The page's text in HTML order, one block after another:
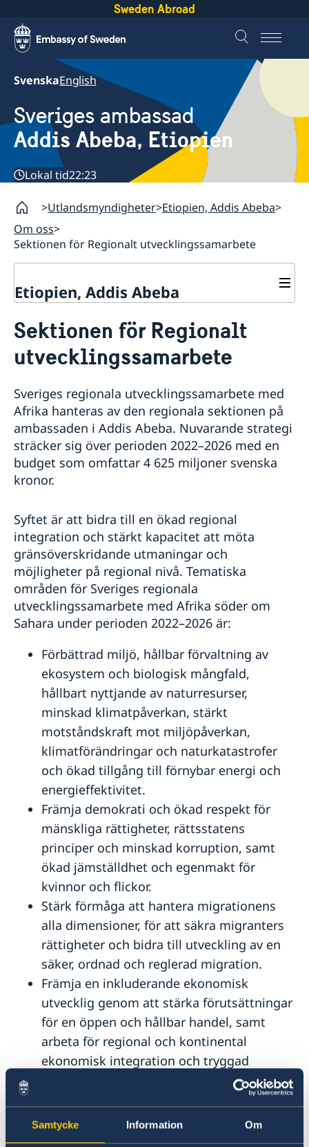
Samtycke Information Om
Sweden Abroad
SvenskaEnglish
Sveriges ambassad
Addis Abeba, Etiopien
Lokal tid22:23
Utlandsmyndigheter Etiopien, Addis Abeba
Om oss
Sektionen för Regionalt utvecklingssamarbete
Etiopien, Addis Abeba
Om oss
Ambassadens personal
Sektionen för Administrativa och konsulära frågor
Etiopien
Sektionen för Migration
Sektionen för politik, multilaterala frågor, främjande
och offentlig diplomati
Sektionen för Regionalt utvecklingssamarbete
Praktiktjänstgöring på ambassaden
Så stöttar vi svenska företag
Vi är en resurs för svenska företag
Team Sweden
Så kan du få stöd
Svenska företag i Etiopien
Anmäl handelshinder
Aktuellt
Nyheter
Resa med minderåriga till Etiopien
Val 2026
80-årsjubileum
Lediga tjänster
Sektionen för Regionalt
utvecklingssamarbete
Sveriges regionala utvecklingssamarbete med
Afrika hanteras av den regionala sektionen på
ambassaden i Addis Abeba. Nuvarande strategi
sträcker sig över perioden 2022–2026 med en
budget som omfattar 4 625 miljoner svenska
kronor.
Syftet är att bidra till en ökad regional
integration och stärkt kapacitet att möta
gränsöverskridande utmaningar och
möjligheter på regional nivå. Tematiska
områden för Sveriges regionala
utvecklingssamarbete med Afrika söder om
Sahara under perioden 2022–2026 är:
Förbättrad miljö, hållbar förvaltning av
ekosystem och biologisk mångfald,
hållbart nyttjande av naturresurser,
minskad klimatpåverkan, stärkt
motståndskraft mot miljöpåverkan,
klimatförändringar och naturkatastrofer
och ökad tillgång till förnybar energi och
energieffektivitet.
Främja demokrati och ökad respekt för
mänskliga rättigheter, rättsstatens
principer och minskad korruption, samt
ökad jämställdhet och egenmakt för
kvinnor och flickor.
Stärk förmåga att hantera migrationens
alla dimensioner, för att säkra migranters
rättigheter och bidra till utveckling av en
säker, ordnad och reglerad migration.
Främja en inkluderande ekonomisk
utvecklig genom att stärka förutsättningar
för en öppen och hållbar handel, samt
arbeta för regional och kontinental
ekonomisk integration och tryggad
samhällen genom att stärka regionala
initiativ och kapacitet för hållbar fred.